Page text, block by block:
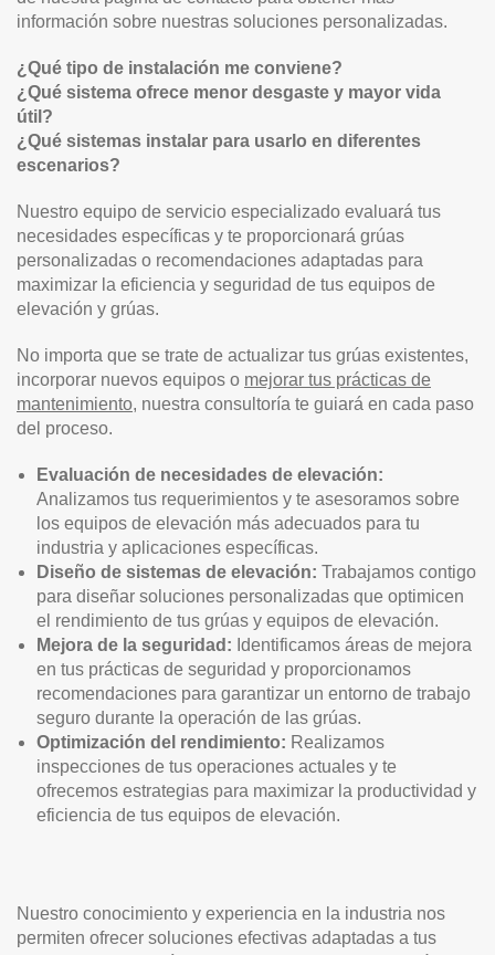
información sobre nuestras soluciones personalizadas.
¿Qué tipo de instalación me conviene?
¿Qué sistema ofrece menor desgaste y mayor vida
útil?
¿Qué sistemas instalar para usarlo en diferentes
escenarios?
Nuestro equipo de servicio especializado evaluará tus
necesidades específicas y te proporcionará grúas
personalizadas o recomendaciones adaptadas para
maximizar la eficiencia y seguridad de tus equipos de
elevación y grúas.
No importa que se trate de actualizar tus grúas existentes,
incorporar nuevos equipos o mejorar tus prácticas de
mantenimiento, nuestra consultoría te guiará en cada paso
del proceso.
Evaluación de necesidades de elevación:
Analizamos tus requerimientos y te asesoramos sobre
los equipos de elevación más adecuados para tu
industria y aplicaciones específicas.
Diseño de sistemas de elevación: Trabajamos contigo
para diseñar soluciones personalizadas que optimicen
el rendimiento de tus grúas y equipos de elevación.
Mejora de la seguridad: Identificamos áreas de mejora
en tus prácticas de seguridad y proporcionamos
recomendaciones para garantizar un entorno de trabajo
seguro durante la operación de las grúas.
Optimización del rendimiento: Realizamos
inspecciones de tus operaciones actuales y te
ofrecemos estrategias para maximizar la productividad y
eficiencia de tus equipos de elevación.
Nuestro conocimiento y experiencia en la industria nos
permiten ofrecer soluciones efectivas adaptadas a tus